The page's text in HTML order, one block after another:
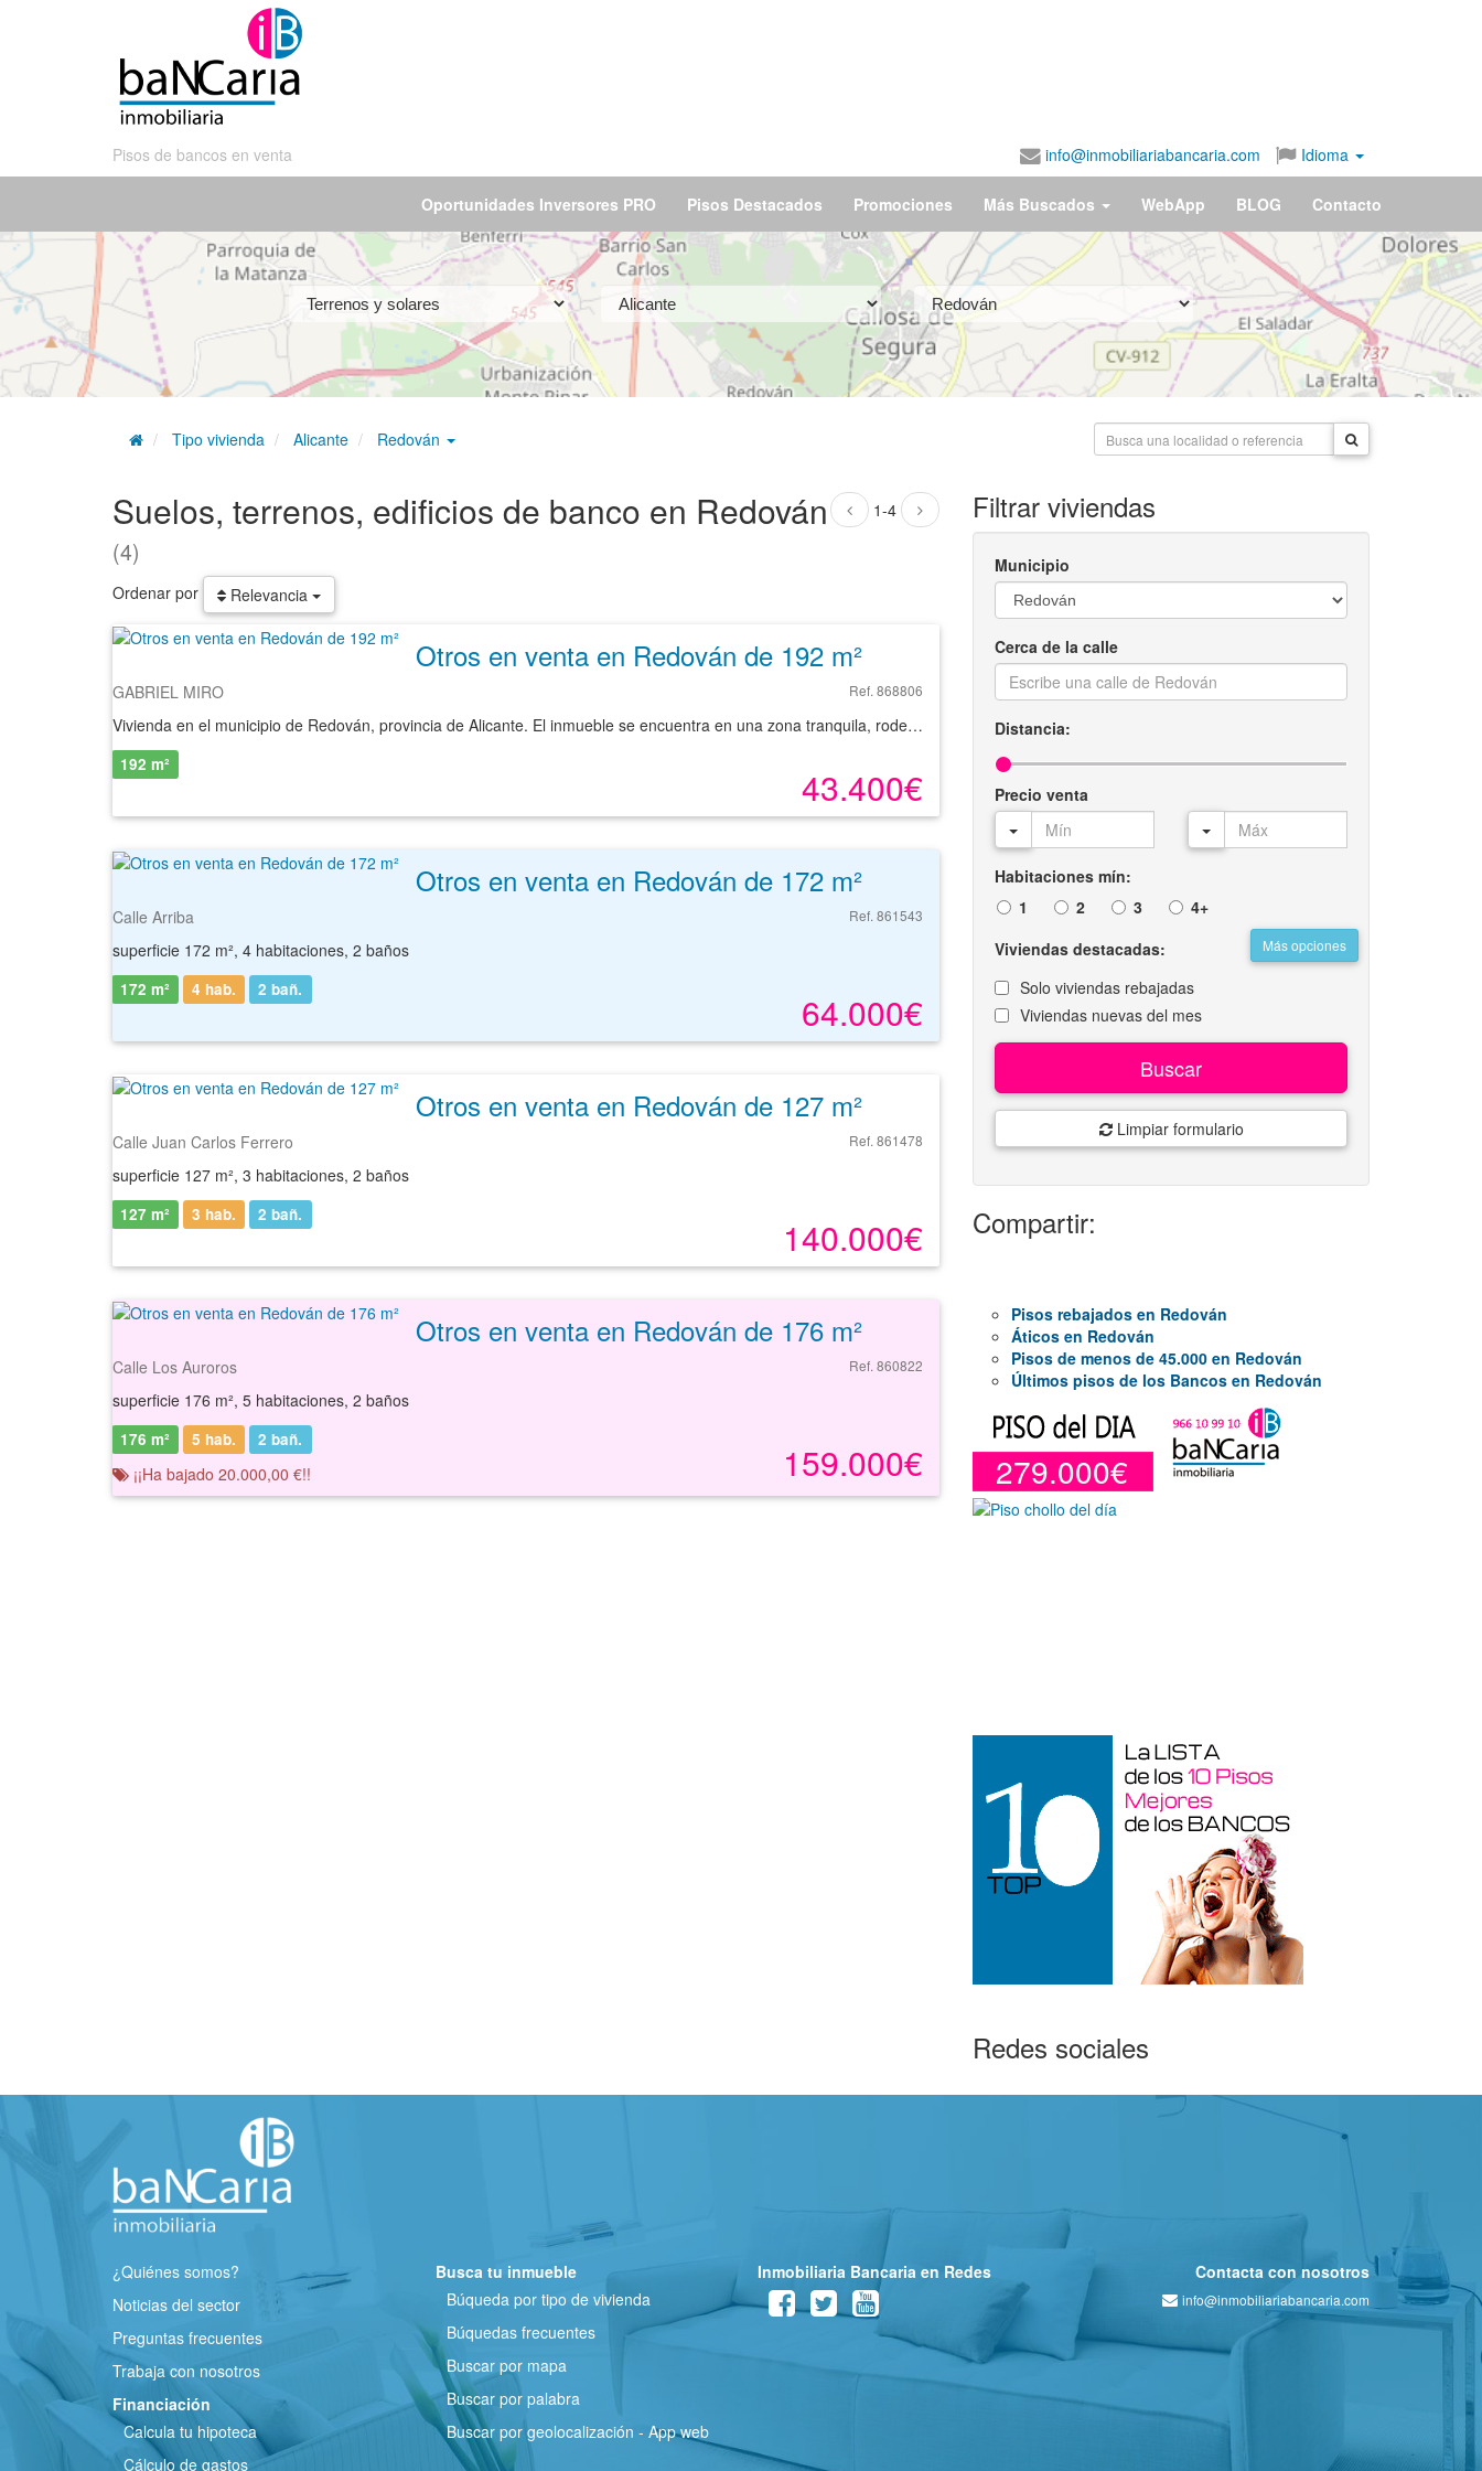
Pisos de bancos en venta info@inmobiliariabancaria.com Idioma
Oportunidades Inversores PRO Pisos Destacados Promociones Más Buscados WebApp BLOG Contacto
Tipo vivienda Alicante Redován
1-4
Suelos, terrenos, edificios de banco en Redován
(4)
Ordenar por Relevancia
Otros en venta en Redován de 192 m²
GABRIEL MIRO Ref. 868806
Vivienda en el municipio de Redován, provincia de Alicante. El inmueble se encuentra en una zona tranquila, rodeado por viviendas residenciales de similares características. Cuenta con fácil acceso a la carretera y otros nudos de comunicación. Cercano a establecimientos y comercios de la zona.
43.400€
192 m²
Otros en venta en Redován de 172 m²
Calle Arriba Ref. 861543
superficie 172 m², 4 habitaciones, 2 baños
64.000€
172 m² 4 hab. 2 bañ.
Otros en venta en Redován de 127 m²
Calle Juan Carlos Ferrero Ref. 861478
superficie 127 m², 3 habitaciones, 2 baños
140.000€
127 m² 3 hab. 2 bañ.
Otros en venta en Redován de 176 m²
Calle Los Auroros Ref. 860822
superficie 176 m², 5 habitaciones, 2 baños
159.000€
176 m² 5 hab. 2 bañ.
¡¡Ha bajado 20.000,00 €!!
Filtrar viviendas
Municipio
Cerca de la calle
Distancia:
Precio venta
Habitaciones mín:
1
2 3 4+
Más opciones
Viviendas destacadas:
Solo viviendas rebajadas
Viviendas nuevas del mes
Buscar
Limpiar formulario
Compartir:
Pisos rebajados en Redován
Áticos en Redován
Pisos de menos de 45.000 en Redován
Últimos pisos de los Bancos en Redován
279.000€
Redes sociales
¿Quiénes somos?
Noticias del sector
Preguntas frecuentes
Trabaja con nosotros
Financiación
Calcula tu hipoteca
Cálculo de gastos
Busca tu inmueble
Búqueda por tipo de vivienda
Búquedas frecuentes
Buscar por mapa
Buscar por palabra
Buscar por geolocalización - App web
Inmobiliaria Bancaria en Redes Contacta con nosotros
info@inmobiliariabancaria.com